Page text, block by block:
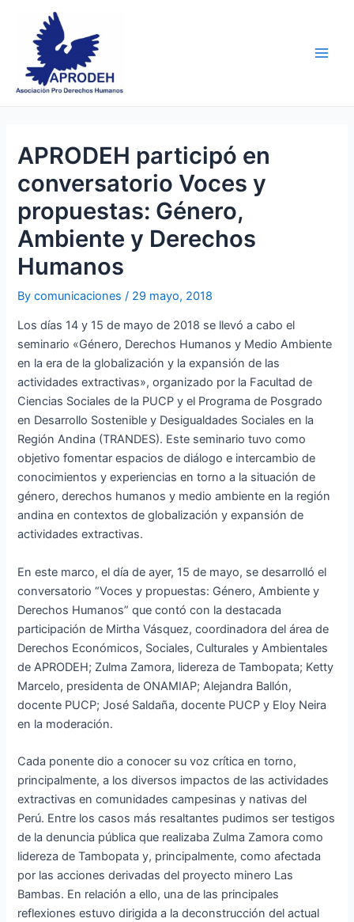
content
APRODEH participó en
conversatorio Voces y
propuestas: Género,
Ambiente y Derechos
Humanos
Bycomunicaciones/ 29 mayo, 2018
Los días 14 y 15 de mayo de 2018 se llevó a cabo el
seminario «Género, Derechos Humanos y Medio Ambiente
en la era de la globalización y la expansión de las
actividades extractivas», organizado por la Facultad de
Ciencias Sociales de la PUCP y el Programa de Posgrado
en Desarrollo Sostenible y Desigualdades Sociales en la
Región Andina (TRANDES). Este seminario tuvo como
objetivo fomentar espacios de diálogo e intercambio de
conocimientos y experiencias en torno a la situación de
género, derechos humanos y medio ambiente en la región
andina en contextos de globalización y expansión de
actividades extractivas.
En este marco, el día de ayer, 15 de mayo, se desarrolló el
conversatorio “Voces y propuestas: Género, Ambiente y
Derechos Humanos” que contó con la destacada
participación de Mirtha Vásquez, coordinadora del área de
Derechos Económicos, Sociales, Culturales y Ambientales
de APRODEH; Zulma Zamora, lidereza de Tambopata; Ketty
Marcelo, presidenta de ONAMIAP; Alejandra Ballón,
docente PUCP; José Saldaña, docente PUCP y Eloy Neira
en la moderación.
Cada ponente dio a conocer su voz crítica en torno,
principalmente, a los diversos impactos de las actividades
extractivas en comunidades campesinas y nativas del
Perú. Entre los casos más resaltantes pudimos ser testigos
de la denuncia pública que realizaba Zulma Zamora como
lidereza de Tambopata y, principalmente, como afectada
por las acciones derivadas del proyecto minero Las
Bambas. En relación a ello, una de las principales
reflexiones estuvo dirigida a la deconstrucción del actual
navigation